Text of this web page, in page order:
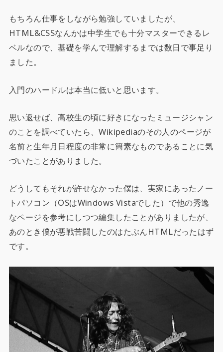
もちろん仕事をしながら勉強していましたが、
HTML&CSSなんかは中学生でも十分マスターできるレ
ベルなので、基礎を学んで理解するまでは数日で事足り
ました。
入門のハードルは本当に低いと思います。
思い返せば、高校生の頃に好きになったミュージシャン
のことを調べていたら、Wikipediaのその人のページが
名前と生年月日程度の非常に簡素なものであることに気
づいたことがありました。
どうしてもそれが許せなかった僕は、実家にあったノー
トパソコン（OSはWindows Vistaでした）で他の秀逸
なページを参考にしつつ編集したことがありましたが、
あのとき僕が悪戦苦闘したのはたぶんHTMLだったはず
です。